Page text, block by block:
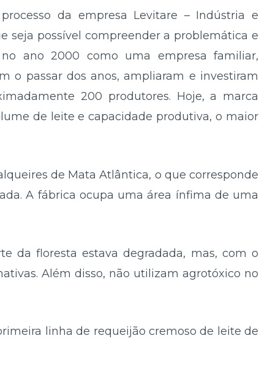
da empresa Levitare – Indústria e
seja possível compreender a problemática e
ano 2000 como uma empresa familiar,
o passar dos anos, ampliaram e investiram
200 produtores. Hoje, a marca
de leite e capacidade produtiva, o maior
de Mata Atlântica, o que corresponde
A fábrica ocupa uma área ínfima de uma
da floresta estava degradada, mas, com o
Além disso, não utilizam agrotóxico no
linha de requeijão cremoso de leite de